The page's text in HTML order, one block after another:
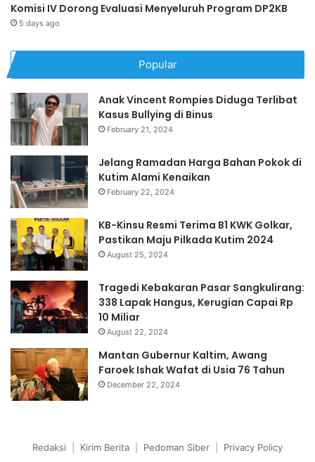
Komisi IV Dorong Evaluasi Menyeluruh Program DP2KB
5 days ago
Popular
Anak Vincent Rompies Diduga Terlibat
Kasus Bullying di Binus
February 21, 2024
Jelang Ramadan Harga Bahan Pokok di
Kutim Alami Kenaikan
February 22, 2024
KB-Kinsu Resmi Terima B1 KWK Golkar,
Pastikan Maju Pilkada Kutim 2024
August 25, 2024
Tragedi Kebakaran Pasar Sangkulirang:
338 Lapak Hangus, Kerugian Capai Rp
10 Miliar
August 22, 2024
Mantan Gubernur Kaltim, Awang
Faroek Ishak Wafat di Usia 76 Tahun
December 22, 2024
Redaksi Kirim Berita Pedoman Siber Privacy Policy